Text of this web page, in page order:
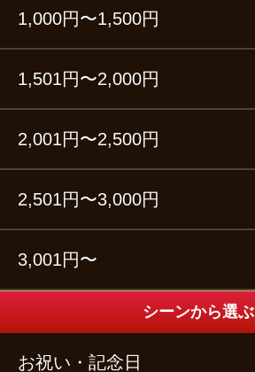
1,000円〜1,500円
1,501円〜2,000円
2,001円〜2,500円
2,501円〜3,000円
3,001円〜
シーンから選ぶ
お祝い・記念日